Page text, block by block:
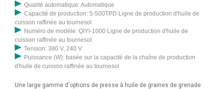
Qualité automatique: Automatique
Capacité de production: 5-500TPD Ligne de production d'huile de
cuisson raffinée au tournesol
Numéro de modèle: QIYI-1000 Ligne de production d'huile de
cuisson raffinée au tournesol
Tension: 380 V, 240 V
Puissance (W): basée sur la capacité de la chaîne de production
d'huile de cuisson raffinée au tournesol
Une large gamme d'options de presse à huile de graines de grenade